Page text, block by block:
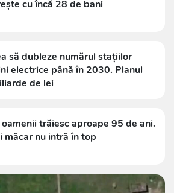
cu încă 28 de bani
să dubleze numărul stațiilor
electrice până în 2030. Planul
de lei
trăiesc aproape 95 de ani.
măcar nu intră în top